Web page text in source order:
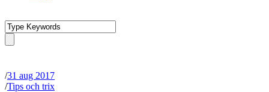
/31 aug 2017
/Tips och trix